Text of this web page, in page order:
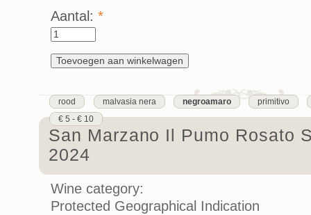
Aantal: *
rood malvasia nera negroamaro
primitivo
€ 5 - € 10
San Marzano Il Pumo Rosato
2024
Wine category:
Protected Geographical Indication